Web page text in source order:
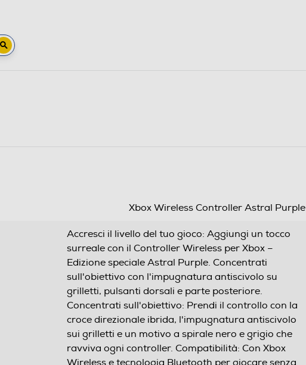
Xbox Wireless Controller Astral Purple
Accresci il livello del tuo gioco: Aggiungi un tocco
surreale con il Controller Wireless per Xbox –
Edizione speciale Astral Purple. Concentrati
sull'obiettivo con l'impugnatura antiscivolo su
grilletti, pulsanti dorsali e parte posteriore.
Concentrati sull'obiettivo: Prendi il controllo con la
croce direzionale ibrida, l'impugnatura antiscivolo
sui grilletti e un motivo a spirale nero e grigio che
ravviva ogni controller. Compatibilità: Con Xbox